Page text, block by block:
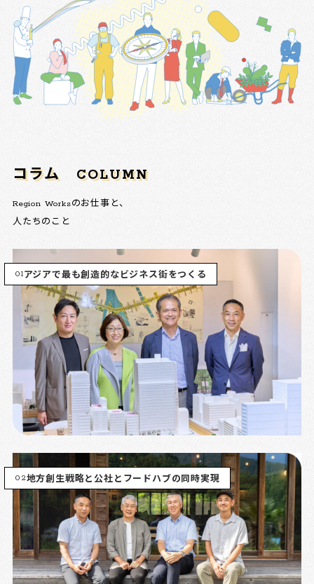
コラム COLUMN
Region Worksのお仕事と、
人たちのこと
01アジアで最も創造的なビジネス街をつくる
02地方創生戦略と公社とフードハブの同時実現